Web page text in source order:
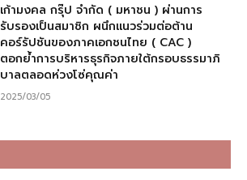
เก้ามงคล กรุ๊ป จำกัด ( มหาชน ) ผ่านการ
รับรองเป็นสมาชิก ผนึกแนวร่วมต่อต้าน
คอร์รัปชันของภาคเอกชนไทย ( CAC )
ตอกย้ำการบริหารธุรกิจภายใต้กรอบธรรมาภิ
บาลตลอดห่วงโซ่คุณค่า
2025/03/05